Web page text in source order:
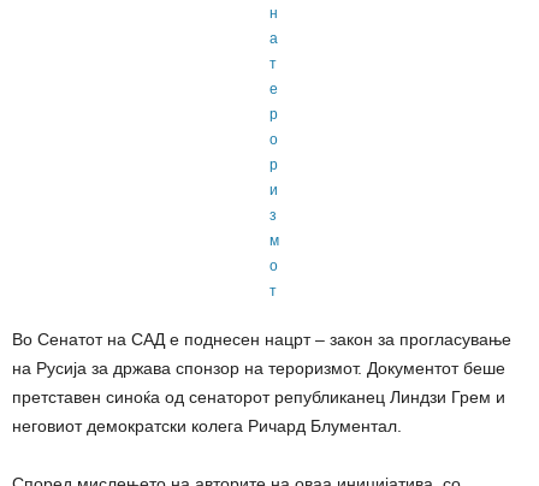
Во Сенатот на САД е поднесен нацрт – закон за прогласување
на Русија за држава спонзор на тероризмот. Документот беше
претставен синоќа од сенаторот републиканец Линдзи Грем и
неговиот демократски колега Ричард Блументал.